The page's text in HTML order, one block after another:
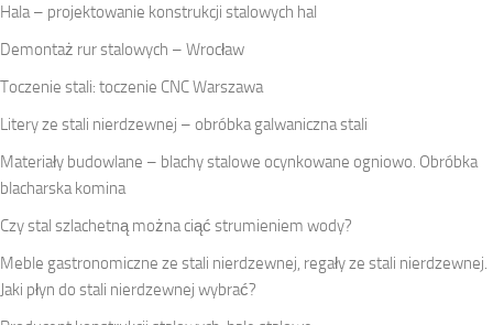
Hala – projektowanie konstrukcji stalowych hal
Demontaż rur stalowych – Wrocław
Toczenie stali: toczenie CNC Warszawa
Litery ze stali nierdzewnej – obróbka galwaniczna stali
Materiały budowlane – blachy stalowe ocynkowane ogniowo. Obróbka
blacharska komina
Czy stal szlachetną można ciąć strumieniem wody?
Meble gastronomiczne ze stali nierdzewnej, regały ze stali nierdzewnej.
Jaki płyn do stali nierdzewnej wybrać?